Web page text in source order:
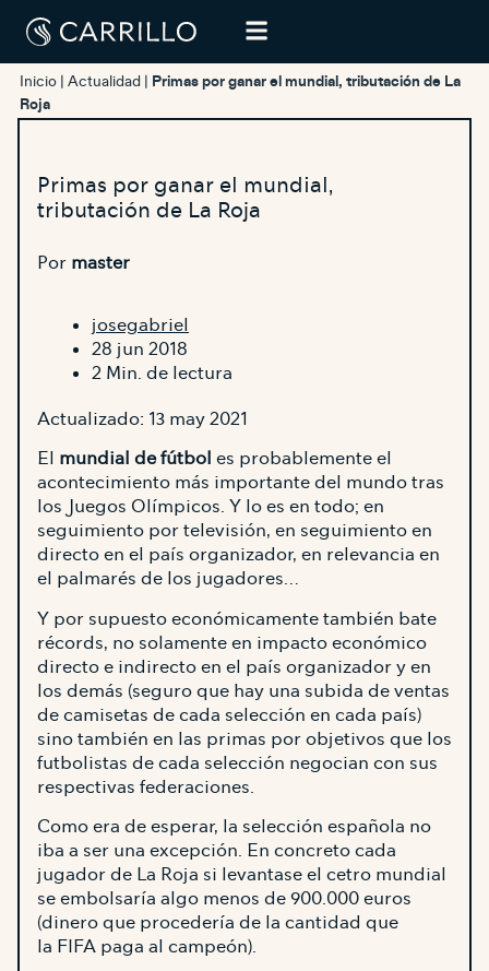
Inicio Actualidad
Primas por ganar el mundial, tributación de La
Roja
Primas por ganar el mundial,
tributación de La Roja
Por master
josegabriel
28 jun 2018
2 Min. de lectura
Actualizado: 13 may 2021
El mundial de fútbol es probablemente el
acontecimiento más importante del mundo tras
los Juegos Olímpicos. Y lo es en todo; en
seguimiento por televisión, en seguimiento en
directo en el país organizador, en relevancia en
el palmarés de los jugadores…
Y por supuesto económicamente también bate
récords, no solamente en impacto económico
directo e indirecto en el país organizador y en
los demás (seguro que hay una subida de ventas
de camisetas de cada selección en cada país)
sino también en las primas por objetivos que los
futbolistas de cada selección negocian con sus
respectivas federaciones.
Como era de esperar, la selección española no
iba a ser una excepción. En concreto cada
jugador de La Roja si levantase el cetro mundial
se embolsaría algo menos de 900.000 euros
(dinero que procedería de la cantidad que
la FIFA paga al campeón).